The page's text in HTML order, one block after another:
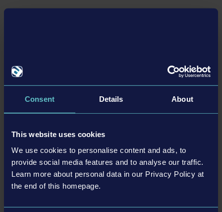
Consent Details About
This website uses cookies
We use cookies to personalise content and ads, to
provide social media features and to analyse our traffic.
Learn more about personal data in our Privacy Policy at
the end of this homepage.
DYNAPAC PACK
DAHA FAZLA